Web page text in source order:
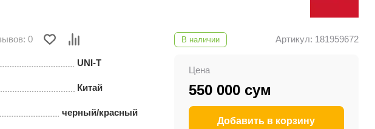
0
UNI-T
Китай
черный/красный
В наличии Артикул: 181959672
Цена
550 000 сум
Добавить в корзину